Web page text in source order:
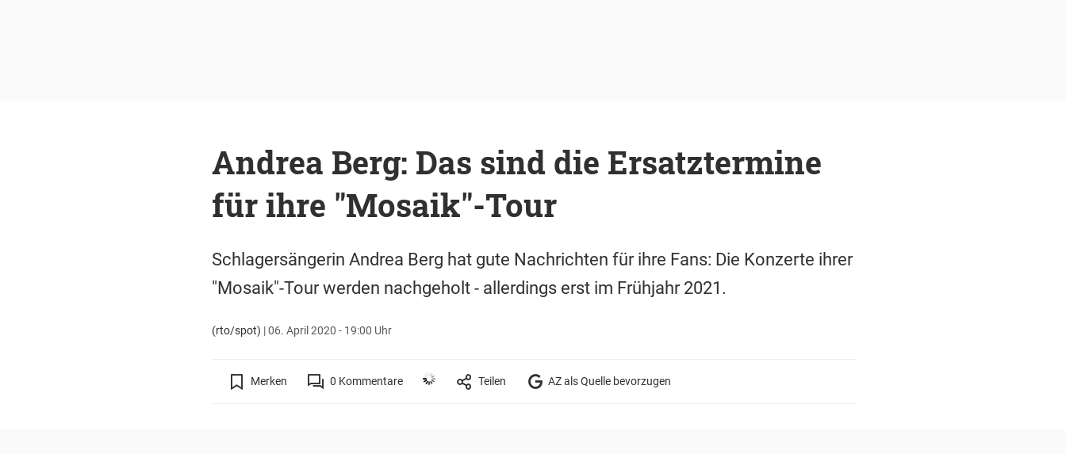
Andrea Berg: Das sind die Ersatztermine
für ihre "Mosaik"-Tour
Schlagersängerin Andrea Berg hat gute Nachrichten für ihre Fans: Die Konzerte ihrer
"Mosaik"-Tour werden nachgeholt - allerdings erst im Frühjahr 2021.
(rto/spot) |06. April 2020 - 19:00 Uhr
Merken 0 Kommentare Teilen AZ als Quelle bevorzugen